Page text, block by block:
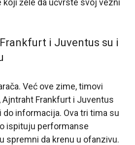
i Juventus su i
Već ove zime, timovi
Ajntraht Frankfurt i Juventus
do informacija. Ova tri tima su
ispituju performanse
spremni da krenu u ofanzivu.